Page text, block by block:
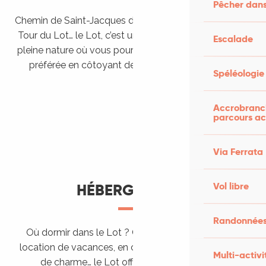
Pêcher
Escalade
Spéléologie
parcours
Via Ferrata
Vol libre
Multi-
Chemin de Saint-Jacques de Compostelle, Véloroutes,
Tour du Lot… le Lot, c’est une véritable destination de
pleine nature où vous pourrez pratiquer votre activité
préférée en côtoyant des paysages grandioses.
HÉBERGEMENTS
Où dormir dans le Lot ? Chez l’habitant, dans une
location de vacances, en camping, ou dans un hôtel
de charme… le Lot offre des hébergements